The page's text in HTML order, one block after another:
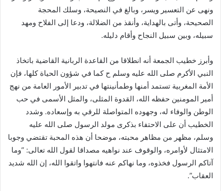
ونهى عن التعسير ويسر، وبالغ في النصيحة، وسلك المحجة
الصحيحة، وأتى بالهداية، وأنقذ من الضلالة، ودعا إلى الفلاح ومهد
سبيله، وبين سبيل النجاح وأقام دليله.
وأبرز خطيب الجمعة أنه انطلاقا من القاعدة الربانية القاضية باتخاذ
النبي الأكرم صلى الله عليه وسلم ح كما في شؤون الحياة كلها، فإن
الأمة المغربية تستمد أمنها وطمأنينتها في تدبير الأمور العامة من نهج
أمير المومنين حفظه الله، القدوة المثلى، والمثل الأسمى في حب
الوطن والوفاء له، وجهوده المتواصلة للرقي به وإسعاده. وشدد
الخطيب أن على الاحتفاء بذكرى مولد الرسول صلى الله عليه
وسلم، مظهر من مظاهر محبته، موضحا أن هذه المحبة تقتضي وجوبا
الامتثال لأوامره، والوقوف عند نواهيه مصداقا لقول الله تعالى: “وما
آتاكم الرسول فخذوه، وما نهاكم عنه فانتهوا واتقوا الله، إن الله شديد
العقاب”.